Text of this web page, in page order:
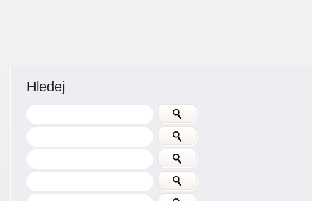
Hledej